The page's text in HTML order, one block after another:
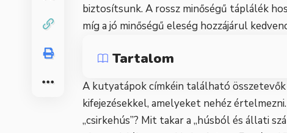
biztosítsunk. A rossz minőségű táplálék
míg a jó minőségű eleség hozzájárul
Tartalom
A kutyatápok címkéin található
kifejezésekkel, amelyeket nehéz
„csirkehús”? Mit takar a „húsból és állati